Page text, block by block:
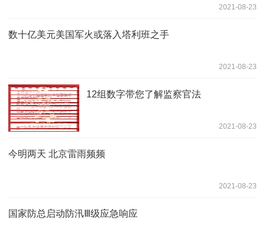
2021-08-23
数十亿美元美国军火或落入塔利班之手
2021-08-23
12组数字带您了解监察官法
2021-08-23
今明两天 北京雷雨频频
2021-08-23
国家防总启动防汛Ⅲ级应急响应